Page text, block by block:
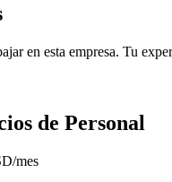
en esta empresa. Tu
de Personal
/mes